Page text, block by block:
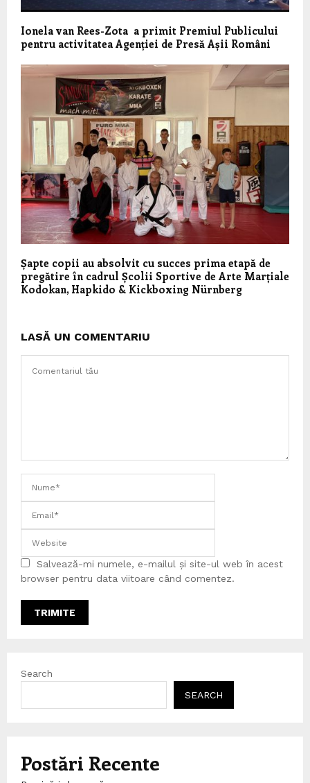
Ionela van Rees-Zota a primit Premiul Publicului
pentru activitatea Agenției de Presă Așii Români
Șapte copii au absolvit cu succes prima etapă de
pregătire în cadrul Școlii Sportive de Arte Marțiale
Kodokan, Hapkido & Kickboxing Nürnberg
LASĂ UN COMENTARIU
Salvează-mi numele, e-mailul și site-ul web în acest
browser pentru data viitoare când comentez.
Search
SEARCH
Postări Recente